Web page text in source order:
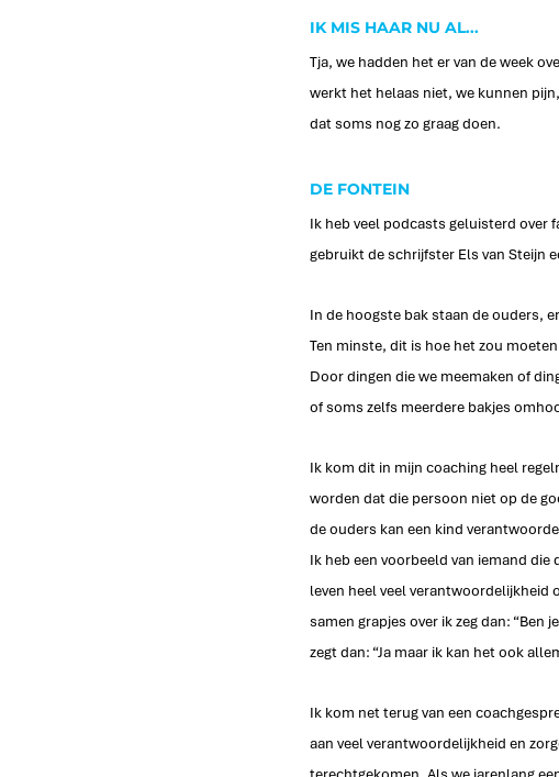
IK MIS HAAR NU AL...
Tja, we hadden het er van de week
werkt het helaas niet, we kunnen
dat soms nog zo graag doen.
DE FONTEIN
Ik heb veel podcasts geluisterd over
gebruikt de schrijfster Els van Steijn
In de hoogste bak staan de ouders,
Ten minste, dit is hoe het zou
Door dingen die we meemaken of
of soms zelfs meerdere bakjes
Ik kom dit in mijn coaching heel
worden dat die persoon niet op de
de ouders kan een kind
Ik heb een voorbeeld van iemand die
leven heel veel verantwoordelijkheid
samen grapjes over ik zeg dan: “Ben
zegt dan: “Ja maar ik kan het ook
Ik kom net terug van een
aan veel verantwoordelijkheid en